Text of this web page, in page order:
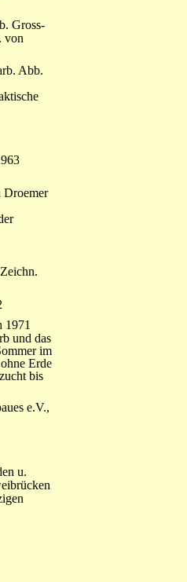
Gross-
von
Abb.
Droemer
1971
und das
im
Erde
bis
e.V.,
u.